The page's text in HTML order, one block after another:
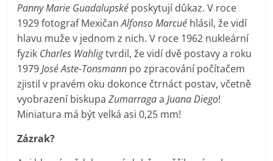
Panny Marie Guadalupské poskytují důkaz. V roce
1929 fotograf MexičanAlfonso Marcué hlásil, že vidí
hlavu muže v jednom z nich. V roce 1962 nukleární
fyzik Charles Wahligtvrdil, že vidí dvě postavy a roku
1979José Aste-Tonsmann po zpracování počítačem
zjistil v pravém oku dokonce čtrnáct postav, včetně
vyobrazení biskupaZumarragaaJuana Diego!
Miniatura má být velká asi 0,25 mm!
Zázrak?